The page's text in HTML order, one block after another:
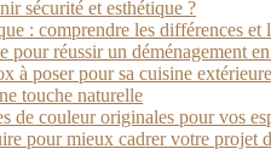
sécurité et esthétique ?
: comprendre les différences et
pour réussir un déménagement
à poser pour sa cuisine
touche naturelle
de couleur originales pour vos
pour mieux cadrer votre projet